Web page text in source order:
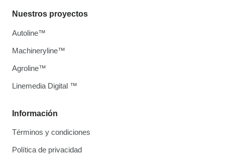
Información
Términos y condiciones
Política de privacidad
Nuestros proyectos
Autoline™
Machineryline™
Agroline™
Linemedia Digital ™